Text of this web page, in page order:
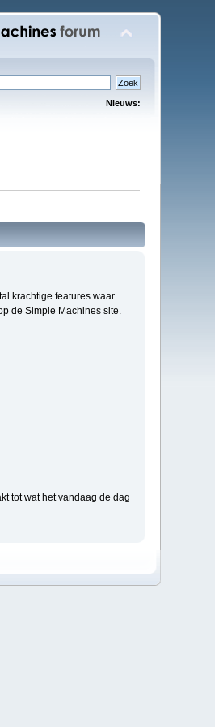
Nieuws:
krachtige features waar
de Simple Machines site.
tot wat het vandaag de dag